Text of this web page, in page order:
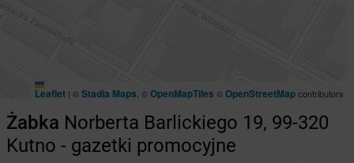
Leaflet | ©Stadia Maps , ©OpenMapTiles ©OpenStreetMapcontributors
Żabka Norberta Barlickiego 19, 99-320
Kutno - gazetki promocyjne